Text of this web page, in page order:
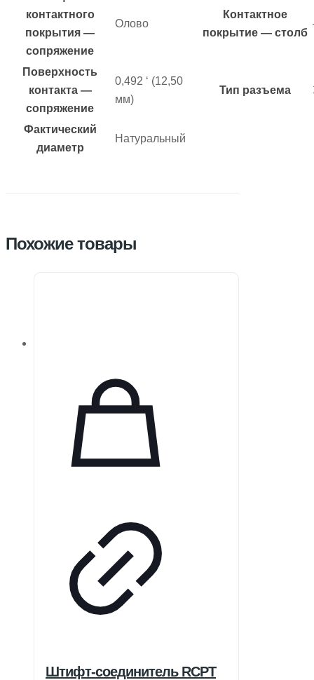
контактного
покрытия —
сопряжение
Олово
Контактное
покрытие — столб
Поверхность
контакта —
сопряжение
0,492 ‘ (12,50
мм)
Тип разъема
Фактический
диаметр
Натуральный
Похожие товары
Штифт-соединитель RCPT